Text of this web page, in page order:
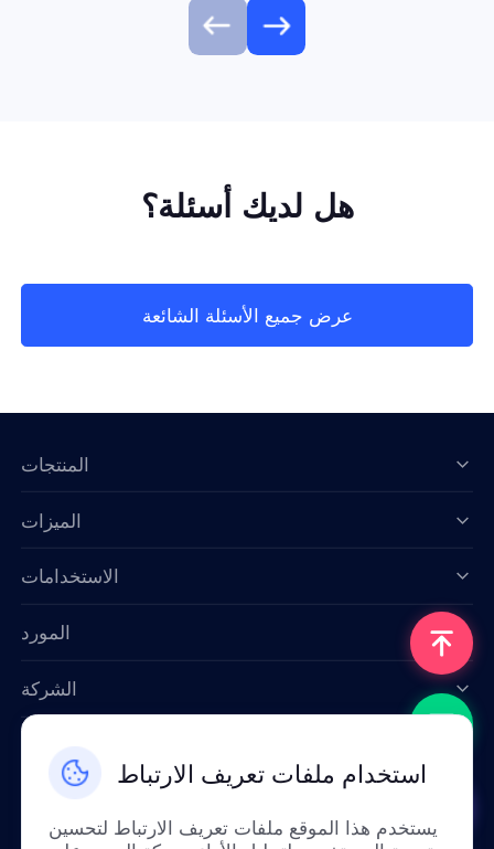
هل لديك أسئلة؟
عرض جميع الأسئلة الشائعة
استخدام ملفات تعريف الارتباط
يستخدم هذا الموقع ملفات تعريف الارتباط لتحسين
المنتجات
الميزات
الاستخدامات
المورد
الشركة
Email: support@smartproxy.org